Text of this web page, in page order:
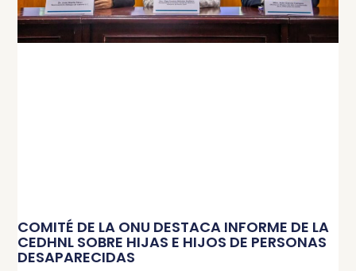
COMITÉ DE LA ONU DESTACA INFORME DE LA
CEDHNL SOBRE HIJAS E HIJOS DE PERSONAS
DESAPARECIDAS